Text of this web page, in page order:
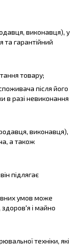
виконавця), у
та гарантійний
товару;
після його
в разі невиконання
виконавця),
а також
підлягає
умов може
і майно
техніки, які